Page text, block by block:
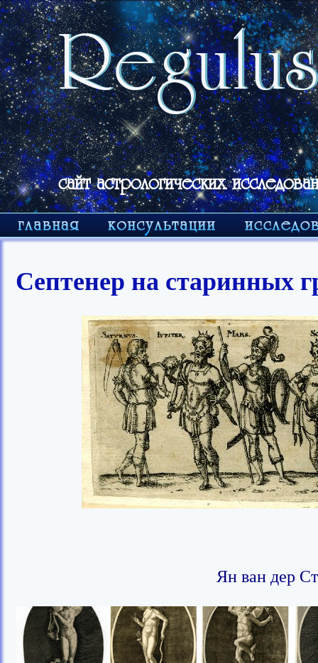
сайт астрологических
Септенер на старинных
Ян ван дер